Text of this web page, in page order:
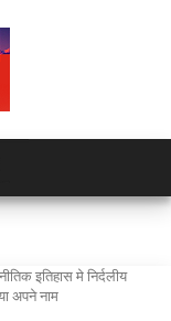
इतिहास मे निर्दलीय
अपने नाम